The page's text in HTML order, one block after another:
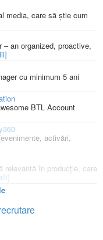
media, care să știe cum
– an organized, proactive,
cu minimum 5 ani
BTL Account
activări,
relevantă în producție, care